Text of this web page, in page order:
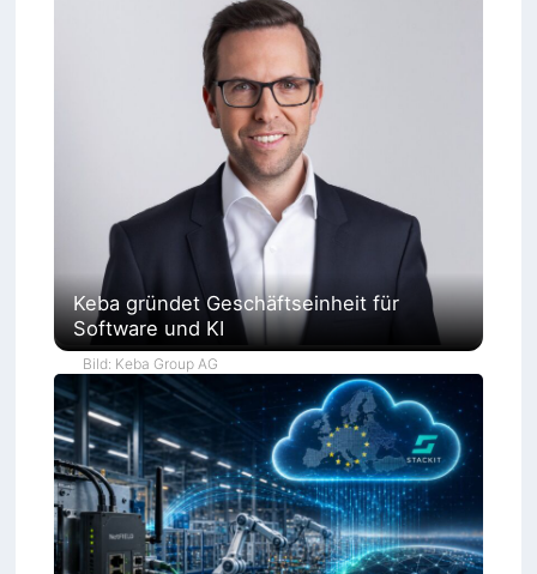
Keba gründet Geschäftseinheit für
Software und KI
Bild: Keba Group AG